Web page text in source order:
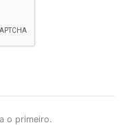
o primeiro.